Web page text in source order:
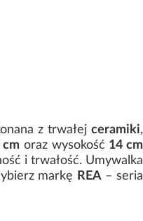
z trwałejceramiki,
cm oraz wysokość 14 cm
i trwałość. Umywalka
markę REA– seria